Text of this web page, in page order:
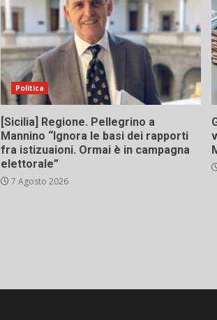
Politica
[Sicilia] Regione. Pellegrino a
Mannino “Ignora le basi dei rapporti
fra istizuaioni. Ormai è in campagna
elettorale”
7 Agosto 2026